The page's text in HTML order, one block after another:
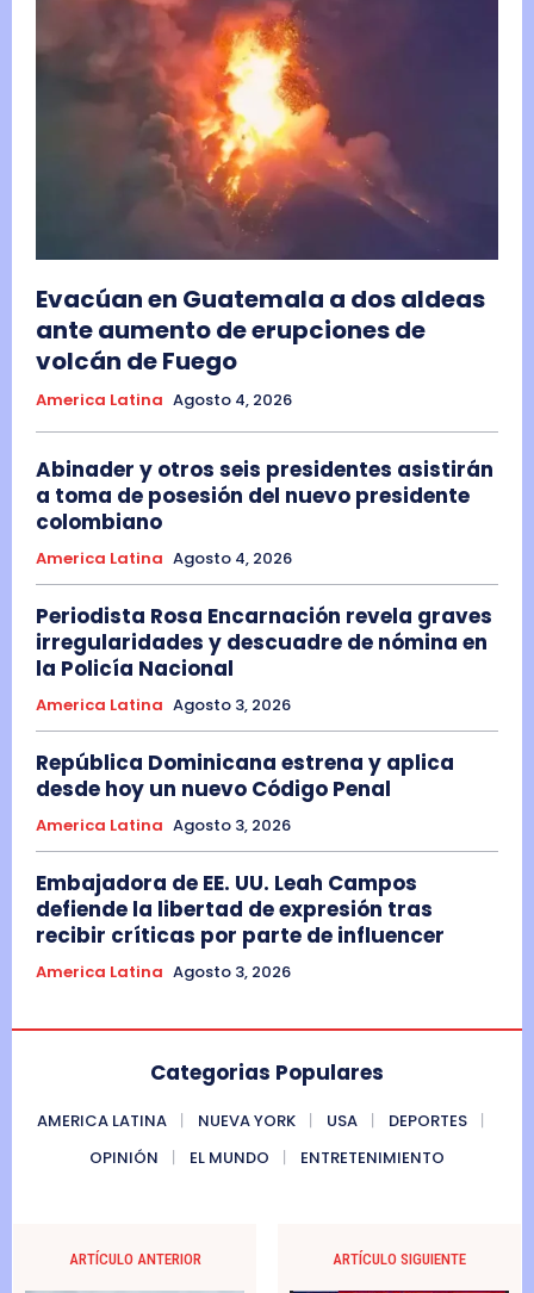
Evacúan en Guatemala a dos aldeas
ante aumento de erupciones de
volcán de Fuego
America Latina Agosto 4, 2026
Abinader y otros seis presidentes asistirán
a toma de posesión del nuevo presidente
colombiano
America Latina Agosto 4, 2026
Periodista Rosa Encarnación revela graves
irregularidades y descuadre de nómina en
la Policía Nacional
America Latina Agosto 3, 2026
República Dominicana estrena y aplica
desde hoy un nuevo Código Penal
America Latina Agosto 3, 2026
Embajadora de EE. UU. Leah Campos
defiende la libertad de expresión tras
recibir críticas por parte de influencer
America Latina Agosto 3, 2026
Categorias Populares
AMERICA LATINA NUEVA YORK USA
DEPORTES
OPINIÓN
EL MUNDO ENTRETENIMIENTO
ARTÍCULO ANTERIOR ARTÍCULO SIGUIENTE